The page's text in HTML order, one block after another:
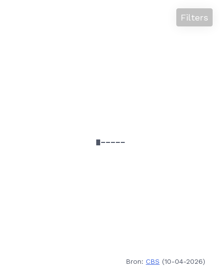
Filters
Bron: CBS (10-04-2026)